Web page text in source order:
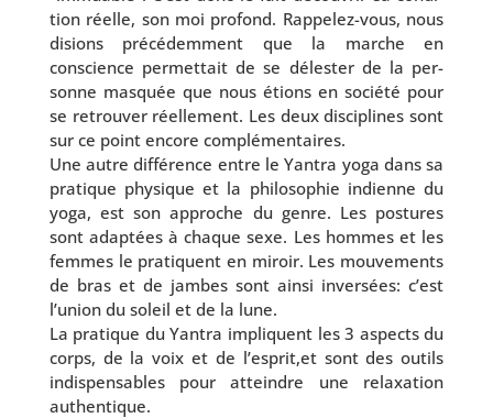
tion réelle, son moi pro­fond. Rappelez-vous, nous
disions pré­cé­dem­ment que la marche en
conscience per­met­tait de se déles­ter de la per­
sonne mas­quée que nous étions en socié­té pour
se retrou­ver réel­le­ment. Les deux dis­ci­plines sont
sur ce point encore com­plé­men­taires.
Une autre dif­fé­rence entre le Yantra yoga dans sa
pra­tique phy­sique et la phi­lo­so­phie indienne du
yoga, est son approche du genre. Les pos­tures
sont adap­tées à chaque sexe. Les hommes et les
femmes le pra­tiquent en miroir. Les mou­ve­ments
de bras et de jambes sont ain­si inver­sées: c’est
l’u­nion du soleil et de la lune.
La pra­tique du Yantra impliquent les 3 aspects du
corps, de la voix et de l’esprit,et sont des outils
indis­pen­sables pour atteindre une relaxa­tion
authentique.